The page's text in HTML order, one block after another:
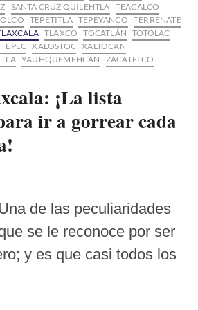
SANTA CRUZ QUILEHTLA TEACALCO
TEPETITLA TEPEYANCO
TERRENATE
TLAXCO TOCATLÁN
TOTOLAC
XALOSTOC XALTOCAN
YAUHQUEMEHCAN
ZACATELCO
¡La lista
ir a gorrear cada
de las peculiaridades
se le reconoce por ser
y es que casi todos los